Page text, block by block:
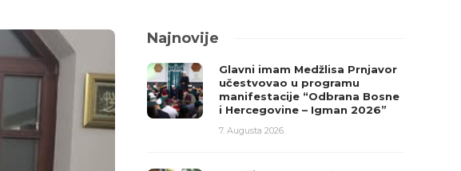
Najnovije
Glavni imam Medžlisa Prnjavor
učestvovao u programu
manifestacije “Odbrana Bosne
i Hercegovine – Igman 2026”
7. Augusta 2026.